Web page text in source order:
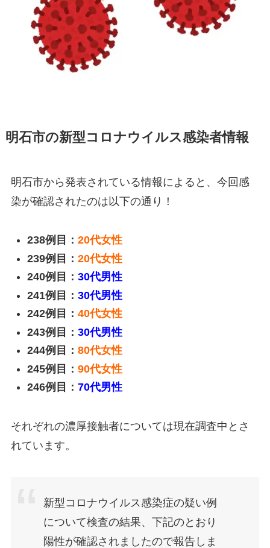
明石市の新型コロナウイルス感染者情報
明石市から発表されている情報によると、今回感
染が確認されたのは以下の通り！
238例目： 20代女性
239例目： 20代女性
240例目： 30代男性
241例目： 30代男性
242例目： 40代女性
243例目： 30代男性
244例目： 80代女性
245例目： 90代女性
246例目： 70代男性
それぞれの濃厚接触者については現在調査中とさ
れています。
新型コロナウイルス感染症の疑い例
について検査の結果、下記のとおり
陽性が確認されましたので報告しま